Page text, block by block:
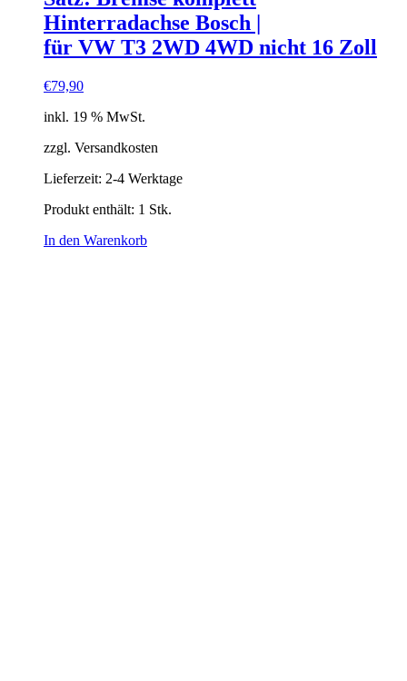
Hinterradachse Bosch |
für VW T3 2WD 4WD nicht 16 Zoll
€79,90
inkl. 19 % MwSt.
zzgl. Versandkosten
Lieferzeit: 2-4 Werktage
Produkt enthält: 1 Stk.
In den Warenkorb